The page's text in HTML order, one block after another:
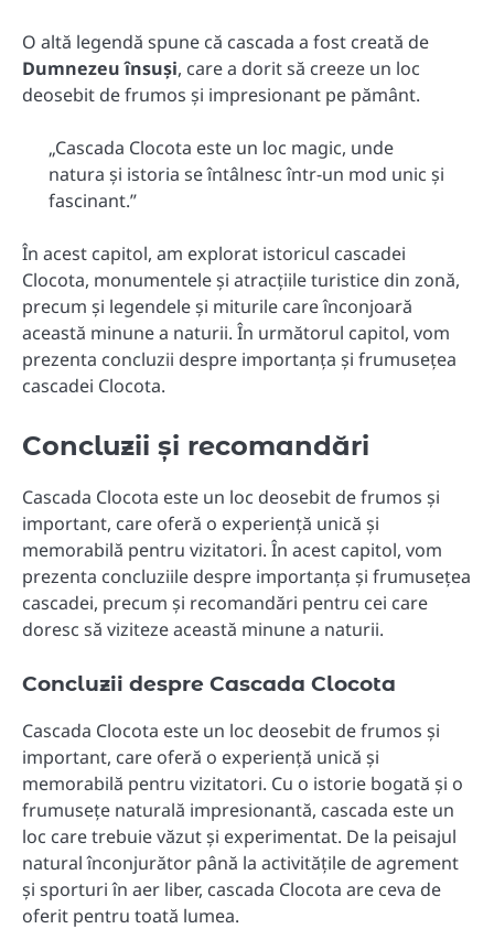
O altă legendă spune că cascada a fost creată de
Dumnezeu însuși, care a dorit să creeze un loc
deosebit de frumos și impresionant pe pământ.
„Cascada Clocota este un loc magic, unde
natura și istoria se întâlnesc într-un mod unic și
fascinant.”
În acest capitol, am explorat istoricul cascadei
Clocota, monumentele și atracțiile turistice din zonă,
precum și legendele și miturile care înconjoară
această minune a naturii. În următorul capitol, vom
prezenta concluzii despre importanța și frumusețea
cascadei Clocota.
Concluzii și recomandări
Cascada Clocota este un loc deosebit de frumos și
important, care oferă o experiență unică și
memorabilă pentru vizitatori. În acest capitol, vom
prezenta concluziile despre importanța și frumusețea
cascadei, precum și recomandări pentru cei care
doresc să viziteze această minune a naturii.
Concluzii despre Cascada Clocota
Cascada Clocota este un loc deosebit de frumos și
important, care oferă o experiență unică și
memorabilă pentru vizitatori. Cu o istorie bogată și o
frumusețe naturală impresionantă, cascada este un
loc care trebuie văzut și experimentat. De la peisajul
natural înconjurător până la activitățile de agrement
și sporturi în aer liber, cascada Clocota are ceva de
oferit pentru toată lumea.